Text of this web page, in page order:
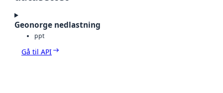
Geonorge nedlastning
ppt
Gå til API